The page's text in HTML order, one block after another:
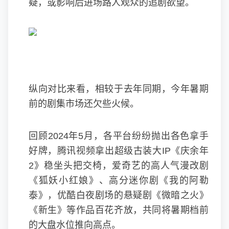
疑，或影响后进场路人观众的追剧欲望。
纵向对比来看，相较于去年同期，今年暑期
前的剧集市场还欠些火候。
回顾2024年5月，各平台纷纷抛出各色拿手
好牌，腾讯视频拿出超级古装大IP《庆余年
2》稳坐头把交椅，爱奇艺的高人气漫改剧
《狐妖小红娘》、高分迷你剧《我的阿勒
泰》，优酷白夜剧场的悬疑剧《微暗之火》
《新生》等作品百花齐放，共同将暑期档前
的大盘水位推向高点。